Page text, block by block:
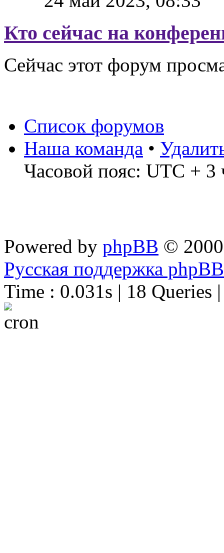
Кто сейчас на
Сейчас этот форум
Список форумов
Наша команда •
Часовой пояс: UTC + 3
Powered by phpBB ©
Русская поддержка phpBB
Time : 0.031s | 18 Queries